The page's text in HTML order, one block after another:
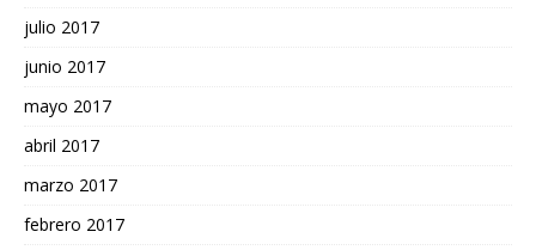
julio 2017
junio 2017
mayo 2017
abril 2017
marzo 2017
febrero 2017